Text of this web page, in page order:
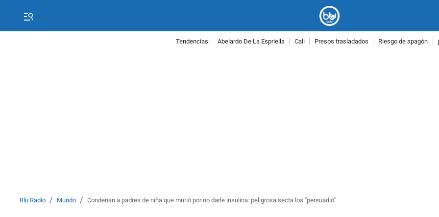
Tendencias: Abelardo De La Espriella Cali Presos trasladados Riesgo de apagón
Blu Radio / Mundo / Condenan a padres de niña que murió por no darle insulina: peligrosa secta los "persuadió"